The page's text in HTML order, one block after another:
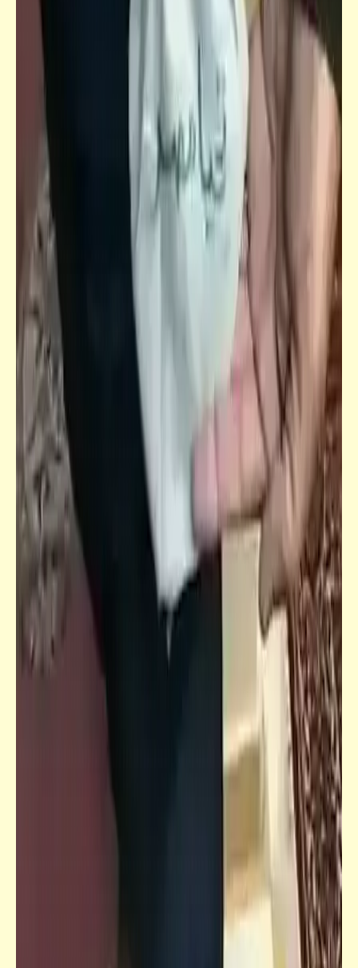
غياراته
قصص_قصص عالمية
مزرعة الحيوانات | الفصل العاشر والأخير | جورج
أورويل
قصص_خارج المألوف
خارج المألوف | شراً تِعمل خيراً تلقى (2)
أسعار كعك العيد وحجة الحكومة لرفع الأسعار